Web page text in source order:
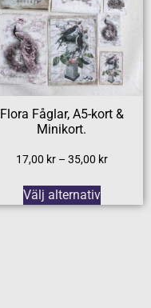
Flora Fåglar, A5-kort &
Minikort.
17,00 kr – 35,00 kr
Välj alternativ